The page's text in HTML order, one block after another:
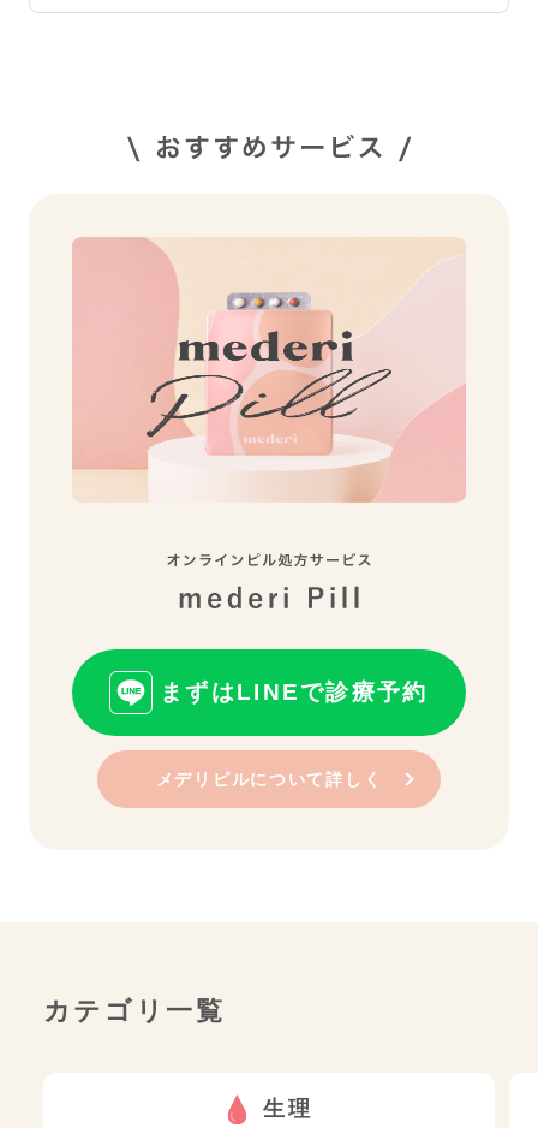
まずはLINEで診療予約
メデリピルについて詳しく
カテゴリ一覧
生理